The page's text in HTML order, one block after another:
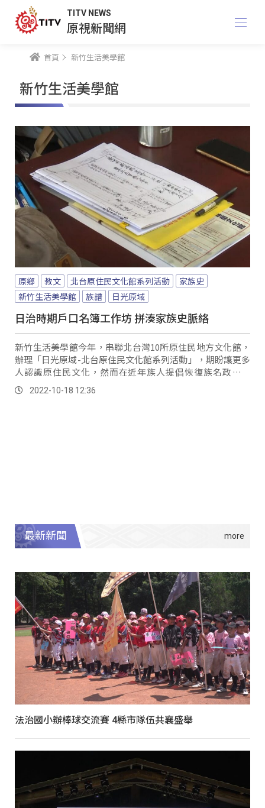
TITV NEWS
原視新聞網
首頁 新竹生活美學館
新竹生活美學館
原鄉 教文 北台原住民文化館系列活動
家族史
新竹生活美學館
族譜 日光原域
日治時期戶口名簿工作坊 拼湊家族史脈絡
新竹生活美學館今年，串聯北台灣10所原住民地方文化館，
辦理「日光原域-北台原住民文化館系列活動」，期盼讓更多
人認識原住民文化，然而在近年族人提倡恢復族名政策之
下，族譜建置就相當重要，而日治時期的戶口調...。
2022-10-18 12:36
最新新聞
法治國小辦棒球交流賽 4縣市隊伍共襄盛舉